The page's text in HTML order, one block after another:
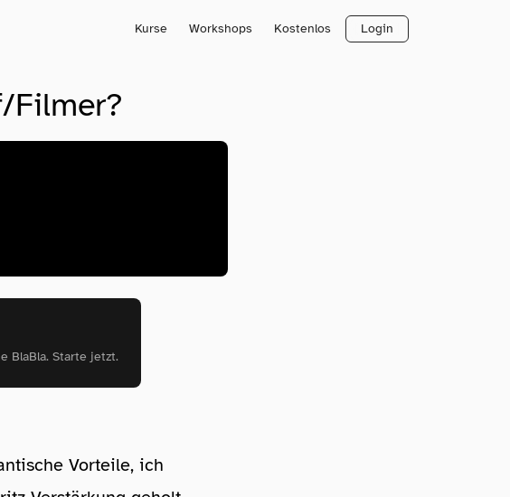
Kurse Workshops Kostenlos Login
Filmer?
BlaBla. Starte jetzt.
Vorteile, ich